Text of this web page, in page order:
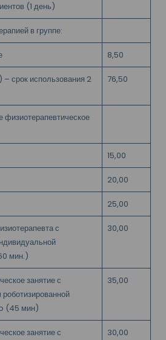
(1 день)
в группе:
8,50
срок использования 2
76,50
физиотерапевтическое
15,00
20,00
25,00
с
мин.)
30,00
занятие с
(45 мин)
35,00
занятие с
30,00